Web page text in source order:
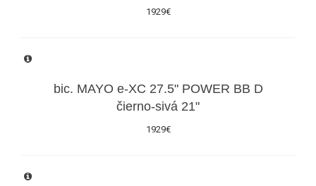
1929€
bic. MAYO e-XC 27.5" POWER BB D
čierno-sivá 21"
1929€